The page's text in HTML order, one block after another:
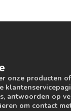
onze producten
antwoorden op
om contact